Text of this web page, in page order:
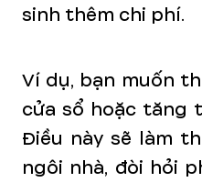
sinh thêm chi phí.
Ví dụ, bạn muốn
cửa sổ hoặc tăng
Điều này sẽ làm
ngôi nhà, đòi hỏi